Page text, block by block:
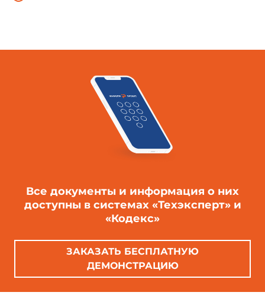
Все документы и информация о них
доступны в системах «Техэксперт» и
«Кодекс»
ЗАКАЗАТЬ БЕСПЛАТНУЮ
ДЕМОНСТРАЦИЮ